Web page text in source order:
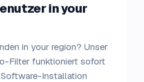
in your
in your region? Unser
Filter funktioniert sofort
Software-Installation